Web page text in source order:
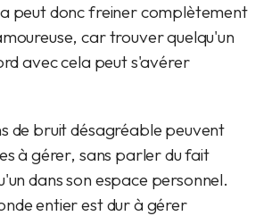
peut donc freiner complètement
car trouver quelqu'un
avec cela peut s'avérer
de bruit désagréable peuvent
à gérer, sans parler du fait
dans son espace personnel.
entier est dur à gérer